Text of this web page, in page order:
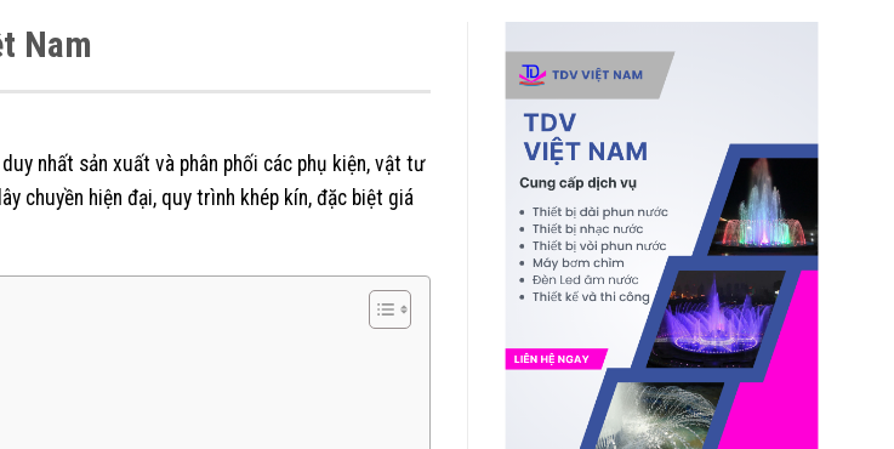
Nam
nhất sản xuất và phân phối các phụ kiện, vật tư
chuyền hiện đại, quy trình khép kín, đặc biệt giá